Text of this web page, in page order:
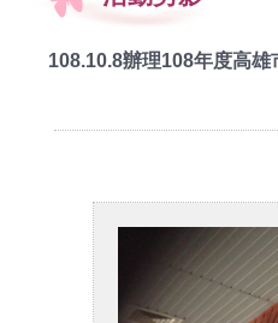
108.10.8辦理108年度高